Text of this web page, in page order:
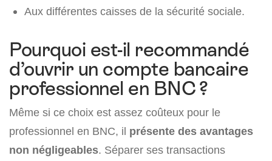
Aux différentes caisses de la sécurité sociale.
Pourquoi est-il recommandé
d’ouvrir un compte bancaire
professionnel en BNC ?
Même si ce choix est assez coûteux pour le
professionnel en BNC, il présente des avantages
non négligeables. Séparer ses transactions